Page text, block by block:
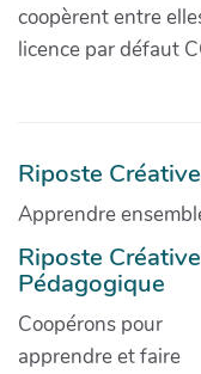
coopèrent entre
licence par défaut
Riposte
Apprendre
Riposte Créative
Pédagogique
Coopérons pour
apprendre et faire